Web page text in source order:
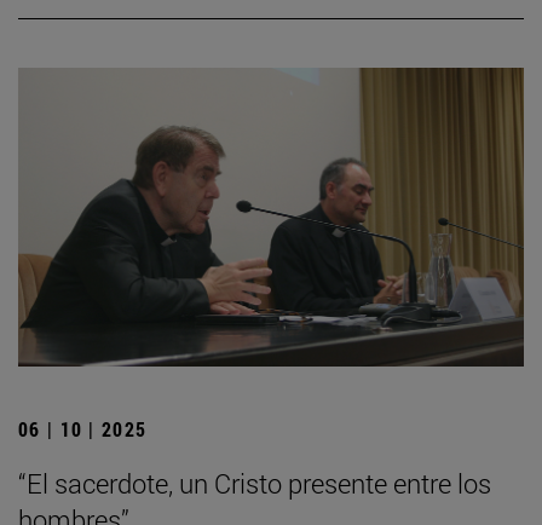
06 | 10 | 2025
“El sacerdote, un Cristo presente entre los